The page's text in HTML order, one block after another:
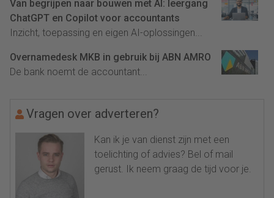
Van begrijpen naar bouwen met AI: leergang
ChatGPT en Copilot voor accountants
Inzicht, toepassing en eigen AI-oplossingen...
Overnamedesk MKB in gebruik bij ABN AMRO
De bank noemt de accountant...
Vragen over adverteren?
Kan ik je van dienst zijn met een
toelichting of advies? Bel of mail
gerust. Ik neem graag de tijd voor je.